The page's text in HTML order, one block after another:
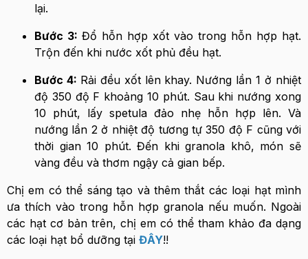
lại.
Bước 3: Đổ hỗn hợp xốt vào trong hỗn hợp hạt.
Trộn đến khi nước xốt phủ đều hạt.
Bước 4: Rải đều xốt lên khay. Nướng lần 1 ở nhiệt
độ 350 độ F khoảng 10 phút. Sau khi nướng xong
10 phút, lấy spetula đảo nhẹ hỗn hợp lên. Và
nướng lần 2 ở nhiệt độ tương tự 350 độ F cũng với
thời gian 10 phút. Đến khi granola khô, món sẽ
vàng đều và thơm ngậy cả gian bếp.
Chị em có thể sáng tạo và thêm thắt các loại hạt mình
ưa thích vào trong hỗn hợp granola nếu muốn. Ngoài
các hạt cơ bản trên, chị em có thể tham khảo đa dạng
các loại hạt bổ dưỡng tại ĐÂY!!